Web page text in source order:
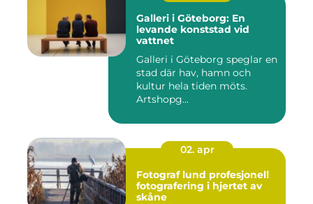
Galleri i Göteborg: En
levande konststad vid
vattnet
Galleri i Göteborg speglar en
stad där hav, hamn och
kultur hela tiden möts.
Artshopg...
02. apr
Fotograf lund profesjonell
fotografering i hjertet av
skåne